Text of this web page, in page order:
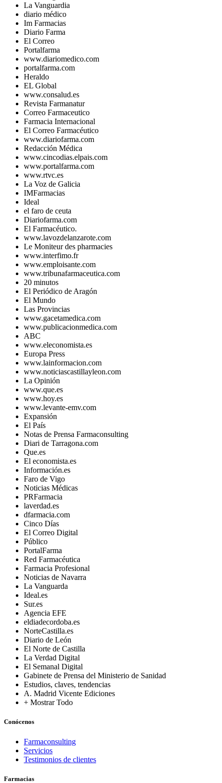
La Vanguardia
diario médico
Im Farmacias
Diario Farma
El Correo
Portalfarma
www.diariomedico.com
portalfarma.com
Heraldo
EL Global
www.consalud.es
Revista Farmanatur
Correo Farmaceutico
Farmacia Internacional
El Correo Farmacéutico
www.diariofarma.com
Redacción Médica
www.cincodias.elpais.com
www.portalfarma.com
www.rtvc.es
La Voz de Galicia
IMFarmacias
Ideal
el faro de ceuta
Diariofarma.com
El Farmacéutico.
www.lavozdelanzarote.com
Le Moniteur des pharmacies
www.interfimo.fr
www.emploisante.com
www.tribunafarmaceutica.com
20 minutos
El Periódico de Aragón
El Mundo
Las Provincias
www.gacetamedica.com
www.publicacionmedica.com
ABC
www.eleconomista.es
Europa Press
www.lainformacion.com
www.noticiascastillayleon.com
La Opinión
www.que.es
www.hoy.es
www.levante-emv.com
Expansión
El País
Notas de Prensa Farmaconsulting
Diari de Tarragona.com
Que.es
El economista.es
Información.es
Faro de Vigo
Noticias Médicas
PRFarmacia
laverdad.es
dfarmacia.com
Cinco Días
El Correo Digital
Público
PortalFarma
Red Farmacéutica
Farmacia Profesional
Noticias de Navarra
La Vanguarda
Ideal.es
Sur.es
Agencia EFE
eldiadecordoba.es
NorteCastilla.es
Diario de León
El Norte de Castilla
La Verdad Digital
El Semanal Digital
Gabinete de Prensa del Ministerio de Sanidad
Estudios, claves, tendencias
A. Madrid Vicente Ediciones
+ Mostrar Todo
Conócenos
Farmaconsulting
Servicios
Testimonios de clientes
Farmacias